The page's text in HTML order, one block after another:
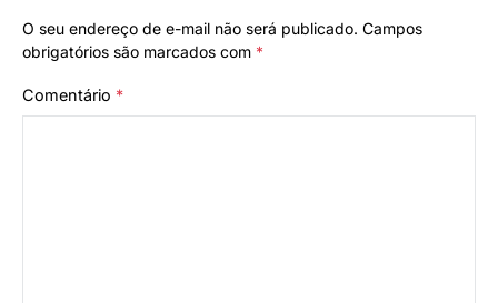
O seu endereço de e-mail não será publicado. Campos
obrigatórios são marcados com *
Comentário *